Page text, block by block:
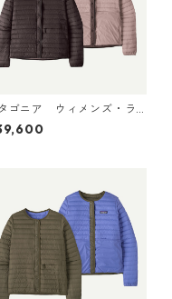
ゴニア ウィメンズ・ラ
ウェイト・リバーシブ
ダウン・セーター・カー